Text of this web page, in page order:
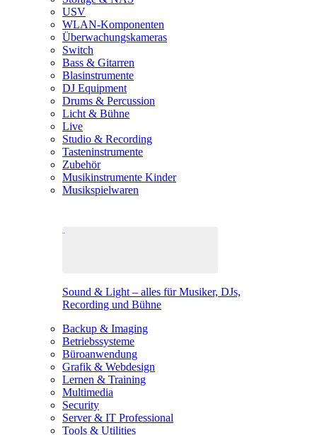
USV
WLAN-Komponenten
Überwachungskameras
Switch
Bass & Gitarren
Blasinstrumente
DJ Equipment
Drums & Percussion
Licht & Bühne
Live
Studio & Recording
Tasteninstrumente
Zubehör
Musikinstrumente Kinder
Musikspielwaren
Sound & Light – alles für Musiker, DJs,
Recording und Bühne
Backup & Imaging
Betriebssysteme
Büroanwendung
Grafik & Webdesign
Lernen & Training
Multimedia
Security
Server & IT Professional
Tools & Utilities